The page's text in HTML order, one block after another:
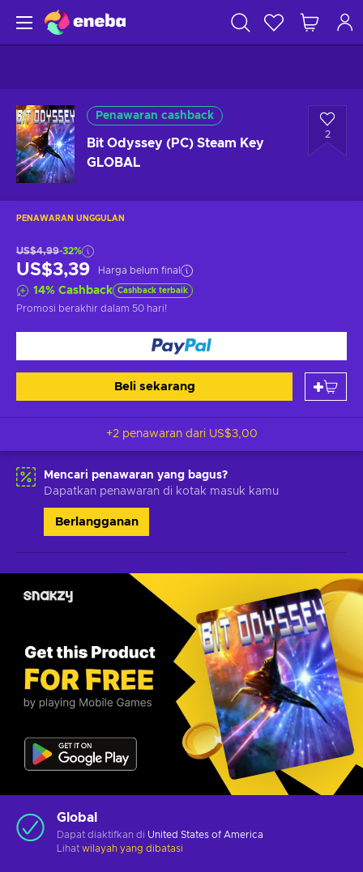
Penawaran cashback
Bit Odyssey (PC) Steam Key
GLOBAL
2
PENAWARAN UNGGULAN
US$4,99-32%
US$3,39 Harga belum final
14% Cashback Cashback terbaik
Promosi berakhir dalam 50 hari!
Beli sekarang
+2 penawaran dari US$3,00
Mencari penawaran yang bagus?
Dapatkan penawaran di kotak masuk kamu
Berlangganan
Global
Dapat diaktifkan di United States of America
Lihat wilayah yang dibatasi